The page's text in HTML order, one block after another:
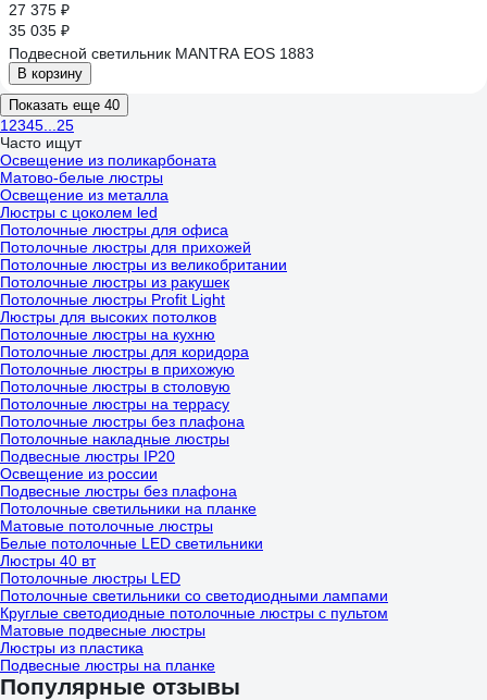
27 375 ₽
35 035 ₽
Подвесной светильник MANTRA EOS 1883
В корзину
Показать еще 40
1 2345
25
Часто ищут
Освещение из поликарбоната
Матово-белые люстры
Освещение из металла
Люстры с цоколем led
Потолочные люстры для офиса
Потолочные люстры для прихожей
Потолочные люстры из великобритании
Потолочные люстры из ракушек
Потолочные люстры Profit Light
Люстры для высоких потолков
Потолочные люстры на кухню
Потолочные люстры для коридора
Потолочные люстры в прихожую
Потолочные люстры в столовую
Потолочные люстры на террасу
Потолочные люстры без плафона
Потолочные накладные люстры
Подвесные люстры IP20
Освещение из россии
Подвесные люстры без плафона
Потолочные светильники на планке
Матовые потолочные люстры
Белые потолочные LED светильники
Люстры 40 вт
Потолочные люстры LED
Потолочные светильники со светодиодными лампами
Круглые светодиодные потолочные люстры с пультом
Матовые подвесные люстры
Люстры из пластика
Подвесные люстры на планке
Популярные отзывы